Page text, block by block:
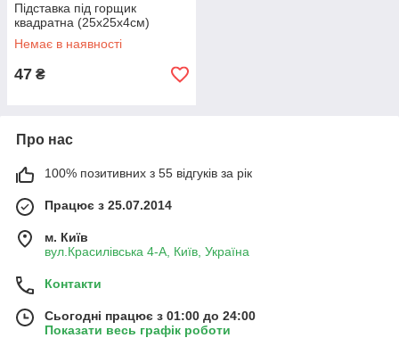
Підставка під горщик
квадратна (25x25х4см)
Немає в наявності
47 ₴
Про нас
100% позитивних з 55 відгуків за рік
Працює з 25.07.2014
м. Київ
вул.Красилівська 4-А, Київ, Україна
Контакти
Сьогодні працює з 01:00 до 24:00
Показати весь графік роботи